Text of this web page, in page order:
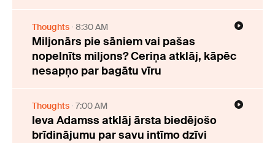
Thoughts 8:30 AM
Miljonārs pie sāniem vai pašas
nopelnīts miljons? Ceriņa atklāj, kāpēc
nesapņo par bagātu vīru
Thoughts 7:00 AM
Ieva Adamss atklāj ārsta biedējošo
brīdinājumu par savu intīmo dzīvi